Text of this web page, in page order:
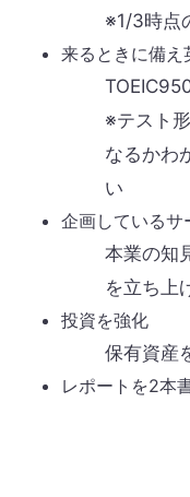
※1/3時点
来るときに備え
※テスト
なるかわ
い
企画しているサ
本業の知
を立ち上
投資を強化
保有資産
レポートを2本